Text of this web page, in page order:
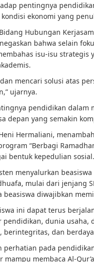
pentingnya
ekonomi yang
Hubungan
bahwa selain
isu-isu strategis
mencari solusi atas
ujarnya.
pendidikan dalam
depan yang semakin
Hermaliani,
“Berbagi
bentuk kepedulian sosial.
menyalurkan
mulai dari jenjang
beasiswa diwajibkan
ini dapat terus
pendidikan, dunia usaha,
berintegritas, dan
perhatian pada
mampu membaca Al-